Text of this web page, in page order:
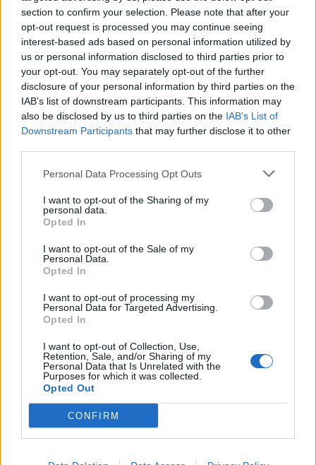
section to confirm your selection. Please note that after your
opt-out request is processed you may continue seeing
interest-based ads based on personal information utilized by
us or personal information disclosed to third parties prior to
your opt-out. You may separately opt-out of the further
disclosure of your personal information by third parties on the
IAB’s list of downstream participants. This information may
also be disclosed by us to third parties on the IAB’s List of
Downstream Participants that may further disclose it to other
Personal Data Processing Opt Outs
I want to opt-out of the Sharing of my
personal data.
Opted In
I want to opt-out of the Sale of my
Personal Data.
Opted In
I want to opt-out of processing my
Personal Data for Targeted Advertising.
Opted In
I want to opt-out of Collection, Use,
Retention, Sale, and/or Sharing of my
Personal Data that Is Unrelated with the
Purposes for which it was collected.
Opted Out
CONFIRM
Η παραλία Παλαιοκαστρίτσα στην Κέρκυρα/ φωτο: eurokinissi
Ακολουθήστε το στοGoogle Newsκαι
μάθετε πρώτοι όλες τις ειδήσεις
Δείτε όλες τις τελευταίεςΕιδήσειςαπό την Ελλάδα και
τον Κόσμο, στο
παραλίες
θάλασσα
Ιόνιο
ΣΧΕΤΙΚΑ